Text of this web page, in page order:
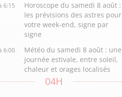
6:15
Horoscope du samedi 8 août :
les prévisions des astres pour
votre week-end, signe par
signe
6:00
Météo du samedi 8 août : une
journée estivale, entre soleil,
chaleur et orages localisés
04H